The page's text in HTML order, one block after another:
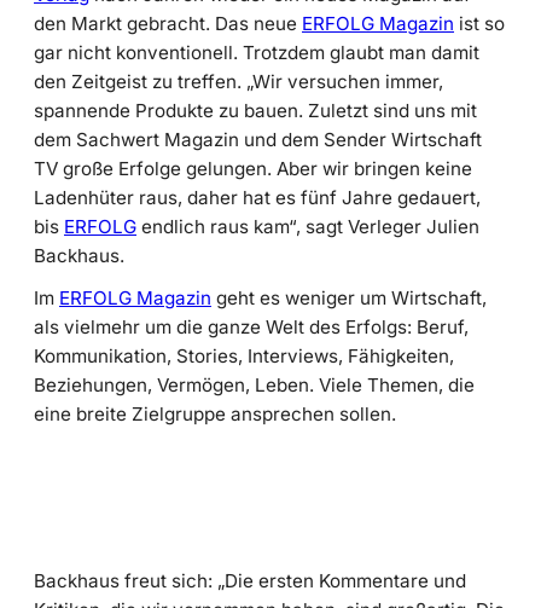
den Markt gebracht. Das neue ERFOLG Magazin ist so
gar nicht konventionell. Trotzdem glaubt man damit
den Zeitgeist zu treffen. „Wir versuchen immer,
spannende Produkte zu bauen. Zuletzt sind uns mit
dem Sachwert Magazin und dem Sender Wirtschaft
TV große Erfolge gelungen. Aber wir bringen keine
Ladenhüter raus, daher hat es fünf Jahre gedauert,
bis ERFOLG endlich raus kam“, sagt Verleger Julien
Backhaus.
Im ERFOLG Magazin geht es weniger um Wirtschaft,
als vielmehr um die ganze Welt des Erfolgs: Beruf,
Kommunikation, Stories, Interviews, Fähigkeiten,
Beziehungen, Vermögen, Leben. Viele Themen, die
eine breite Zielgruppe ansprechen sollen.
Backhaus freut sich: „Die ersten Kommentare und